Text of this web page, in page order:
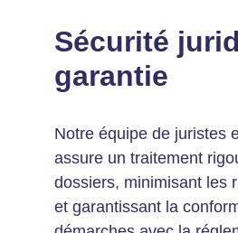
Sécurité
garantie
Notre équipe de juristes
assure un traitement
dossiers, minimisant les
et garantissant la